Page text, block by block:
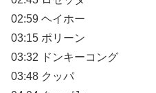
02:59 ヘイホー
03:15 ポリーン
03:32 ドンキーコング
03:48 クッパ